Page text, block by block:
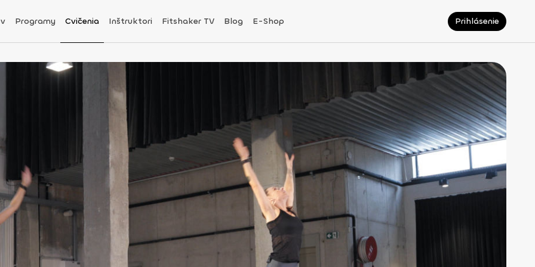
Programy Cvičenia Inštruktori Fitshaker TV Blog E-Shop Prihlásenie